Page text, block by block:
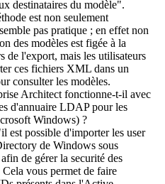
destinataires du modèle".
est non seulement
pas pratique ; en effet non
des modèles est figée à la
de l'export, mais les utilisateurs
ces fichiers XML dans un
consulter les modèles.
Architect fonctionne-t-il avec
d'annuaire LDAP pour les
Windows) ?
est possible d'importer les user
de Windows sous
de gérer la securité des
vous permet de faire